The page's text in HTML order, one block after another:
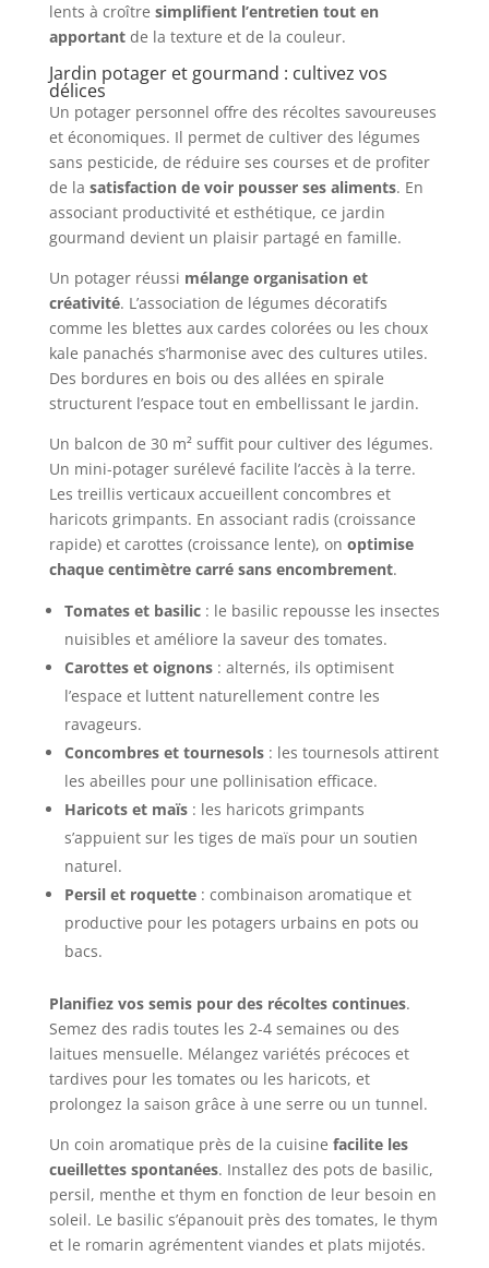
lents à croître simplifient l’entretien tout en
apportantde la texture et de la couleur.
Jardin potager et gourmand : cultivez vos
délices
Un potager personnel offre des récoltes savoureuses
et économiques. Il permet de cultiver des légumes
sans pesticide, de réduire ses courses et de profiter
de la satisfaction de voir pousser ses aliments. En
associant productivité et esthétique, ce jardin
gourmand devient un plaisir partagé en famille.
Un potager réussi mélange organisation et
créativité. L’association de légumes décoratifs
comme les blettes aux cardes colorées ou les choux
kale panachés s’harmonise avec des cultures utiles.
Des bordures en bois ou des allées en spirale
structurent l’espace tout en embellissant le jardin.
Un balcon de 30 m² suffit pour cultiver des légumes.
Un mini-potager surélevé facilite l’accès à la terre.
Les treillis verticaux accueillent concombres et
haricots grimpants. En associant radis (croissance
rapide) et carottes (croissance lente), on optimise
chaque centimètre carré sans encombrement.
Tomates et basilic: le basilic repousse les insectes
nuisibles et améliore la saveur des tomates.
Carottes et oignons: alternés, ils optimisent
l’espace et luttent naturellement contre les
ravageurs.
Concombres et tournesols: les tournesols attirent
les abeilles pour une pollinisation efficace.
Haricots et maïs: les haricots grimpants
s’appuient sur les tiges de maïs pour un soutien
naturel.
Persil et roquette: combinaison aromatique et
productive pour les potagers urbains en pots ou
bacs.
Planifiez vos semis pour des récoltes continues.
Semez des radis toutes les 2-4 semaines ou des
laitues mensuelle. Mélangez variétés précoces et
tardives pour les tomates ou les haricots, et
prolongez la saison grâce à une serre ou un tunnel.
Un coin aromatique près de la cuisine facilite les
cueillettes spontanées. Installez des pots de basilic,
persil, menthe et thym en fonction de leur besoin en
soleil. Le basilic s’épanouit près des tomates, le thym
et le romarin agrémentent viandes et plats mijotés.